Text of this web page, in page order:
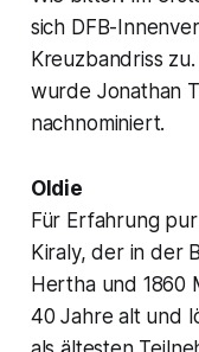
sich DFB-
Kreuzbandriss
wurde Jonathan
nachnominiert.
Oldie
Für Erfahrung
Kiraly, der in der
Hertha und 1860
40 Jahre alt und